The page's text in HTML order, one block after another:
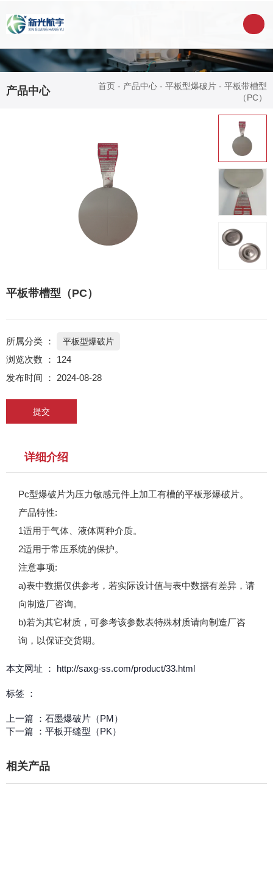
产品中心 首页 - 产品中心 - 平板型爆破片 - 平板带槽型
（PC）
平板带槽型（PC）
所属分类 ： 平板型爆破片
浏览次数 ： 124
发布时间 ： 2024-08-28
提交
详细介绍
Pc型爆破片为压力敏感元件上加工有槽的平板形爆破片。
产品特性:
1适用于气体、液体两种介质。
2适用于常压系统的保护。
注意事项:
a)表中数据仅供参考，若实际设计值与表中数据有差异，请
向制造厂咨询。
b)若为其它材质，可参考该参数表特殊材质请向制造厂咨
询，以保证交货期。
本文网址 ： http://saxg-ss.com/product/33.html
标签 ：
上一篇 ： 石墨爆破片（PM）
下一篇 ： 平板开缝型（PK）
相关产品